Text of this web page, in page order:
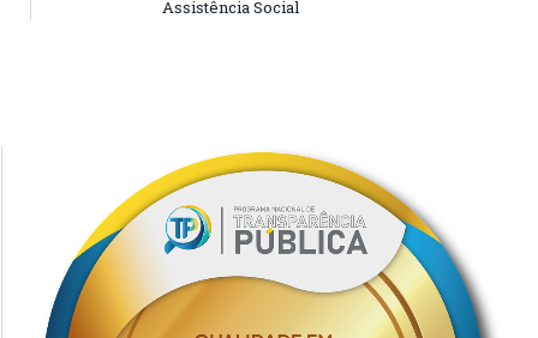
Assistência Social